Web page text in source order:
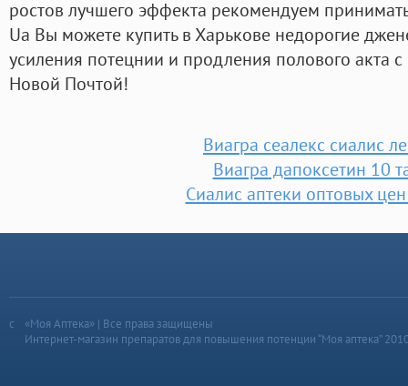
ростов лучшего эффекта рекомендуем
Ua Вы можете купить в Харькове недорогие
усиления потецнии и продления полового акта
Новой Почтой!
Виагра сеалекс сиалис
Виагра дапоксетин 10
Сиалис аптеки оптовых
«Моя Аптека» | Все права защищены
Интернет-магазин препаратов для повышения потенции “Моя аптека”